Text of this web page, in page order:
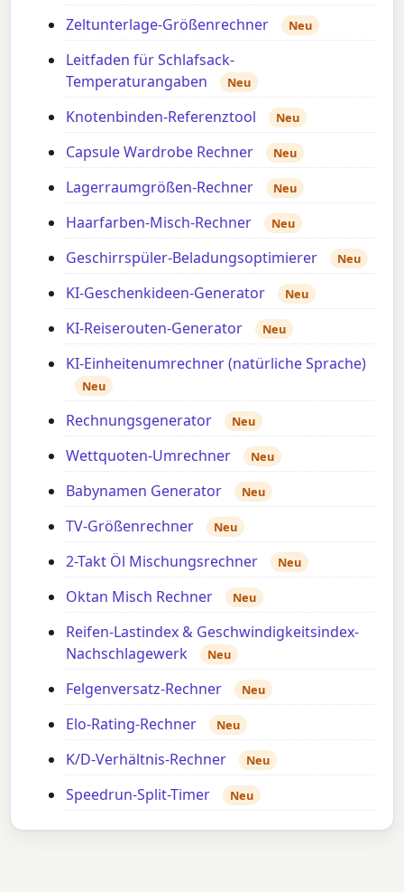
Zeltunterlage-Größenrechner Neu
Leitfaden für Schlafsack-
Temperaturangaben
Neu
Knotenbinden-Referenztool Neu
Capsule Wardrobe Rechner Neu
Lagerraumgrößen-Rechner Neu
Haarfarben-Misch-Rechner Neu
Geschirrspüler-Beladungsoptimierer Neu
KI-Geschenkideen-Generator Neu
KI-Reiserouten-Generator Neu
KI-Einheitenumrechner (natürliche Sprache)
Neu
Rechnungsgenerator Neu
Wettquoten-Umrechner Neu
Babynamen Generator Neu
TV-Größenrechner Neu
2-Takt Öl Mischungsrechner Neu
Oktan Misch Rechner Neu
Reifen-Lastindex & Geschwindigkeitsindex-
Nachschlagewerk
Neu
Felgenversatz-Rechner Neu
Elo-Rating-Rechner Neu
K/D-Verhältnis-Rechner Neu
Speedrun-Split-Timer Neu